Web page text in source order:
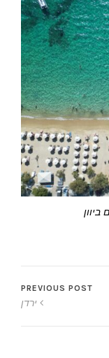
PREVIOUS POST
ירדן